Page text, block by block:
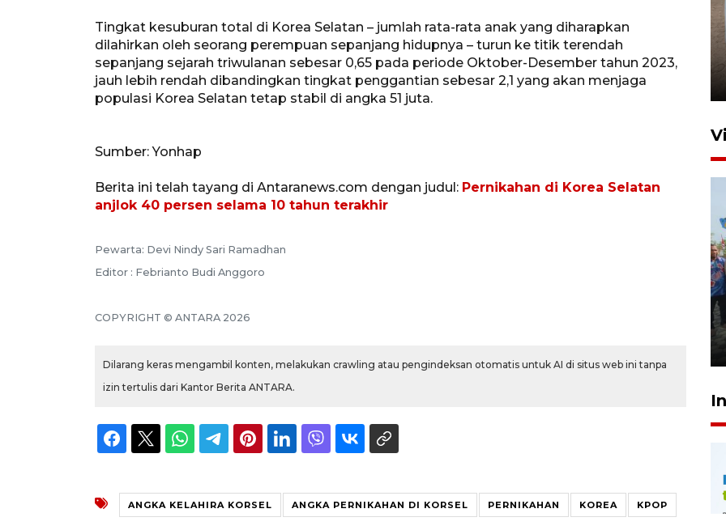
Tingkat kesuburan total di Korea Selatan – jumlah rata-rata anak yang diharapkan
dilahirkan oleh seorang perempuan sepanjang hidupnya – turun ke titik terendah
sepanjang sejarah triwulanan sebesar 0,65 pada periode Oktober-Desember tahun 2023,
jauh lebih rendah dibandingkan tingkat penggantian sebesar 2,1 yang akan menjaga
populasi Korea Selatan tetap stabil di angka 51 juta.
Sumber: Yonhap
Berita ini telah tayang di Antaranews.com dengan judul: Pernikahan di Korea Selatan
anjlok 40 persen selama 10 tahun terakhir
Pewarta: Devi Nindy Sari Ramadhan
Editor : Febrianto Budi Anggoro
COPYRIGHT © ANTARA 2026
Dilarang keras mengambil konten, melakukan crawling atau pengindeksan otomatis untuk AI di situs web ini tanpa
izin tertulis dari Kantor Berita ANTARA.
ANGKA KELAHIRA KORSEL ANGKA PERNIKAHAN DI KORSEL PERNIKAHAN KOREA KPOP
FOTO - Arus libur Panjang ke
Sabang meningkat
2 Juni 2026 10:33